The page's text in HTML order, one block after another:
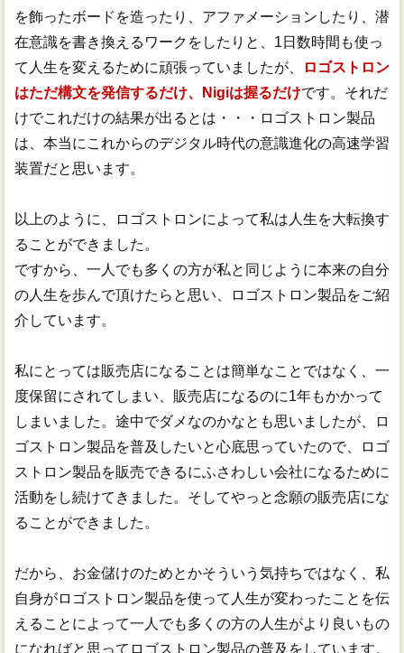
を飾ったボードを造ったり、アファメーションしたり、潜
在意識を書き換えるワークをしたりと、1日数時間も使っ
て人生を変えるために頑張っていましたが、
ロゴストロン
はただ構文を発信するだけ、Nigiは握るだけです。それだ
けでこれだけの結果が出るとは・・・ロゴストロン製品
は、本当にこれからのデジタル時代の意識進化の高速学習
装置だと思います。
以上のように、ロゴストロンによって私は人生を大転換す
ることができました。
ですから、一人でも多くの方が私と同じように本来の自分
の人生を歩んで頂けたらと思い、ロゴストロン製品をご紹
介しています。
私にとっては販売店になることは簡単なことではなく、一
度保留にされてしまい、販売店になるのに1年もかかって
しまいました。途中でダメなのかなとも思いましたが、ロ
ゴストロン製品を普及したいと心底思っていたので、ロゴ
ストロン製品を販売できるにふさわしい会社になるために
活動をし続けてきました。そしてやっと念願の販売店にな
ることができました。
だから、お金儲けのためとかそういう気持ちではなく、私
自身がロゴストロン製品を使って人生が変わったことを伝
えることによって一人でも多くの方の人生がより良いもの
になればと思ってロゴストロン製品の普及をしています。